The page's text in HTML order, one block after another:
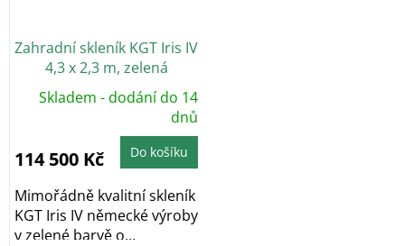
Zahradní skleník KGT Iris IV
4,3 x 2,3 m, zelená
Skladem - dodání do 14
dnů
114 500 Kč Do košíku
Mimořádně kvalitní skleník
KGT Iris IV německé výroby
v zelené barvě o